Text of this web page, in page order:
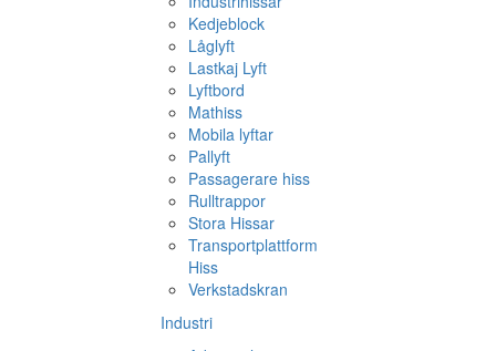
Kedjeblock
Låglyft
Lastkaj Lyft
Lyftbord
Mathiss
Mobila lyftar
Pallyft
Passagerare hiss
Rulltrappor
Stora Hissar
Transportplattform
Hiss
Verkstadskran
Industri